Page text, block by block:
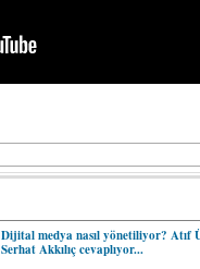
Dijital medya nasıl yönetiliyor? Atıf
Serhat Akkılıç cevaplıyor...